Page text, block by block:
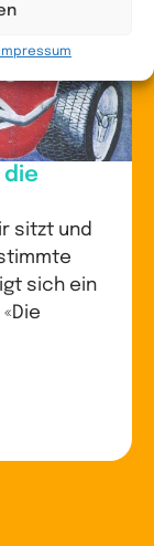
Impressum
die
sitzt und
sich ein